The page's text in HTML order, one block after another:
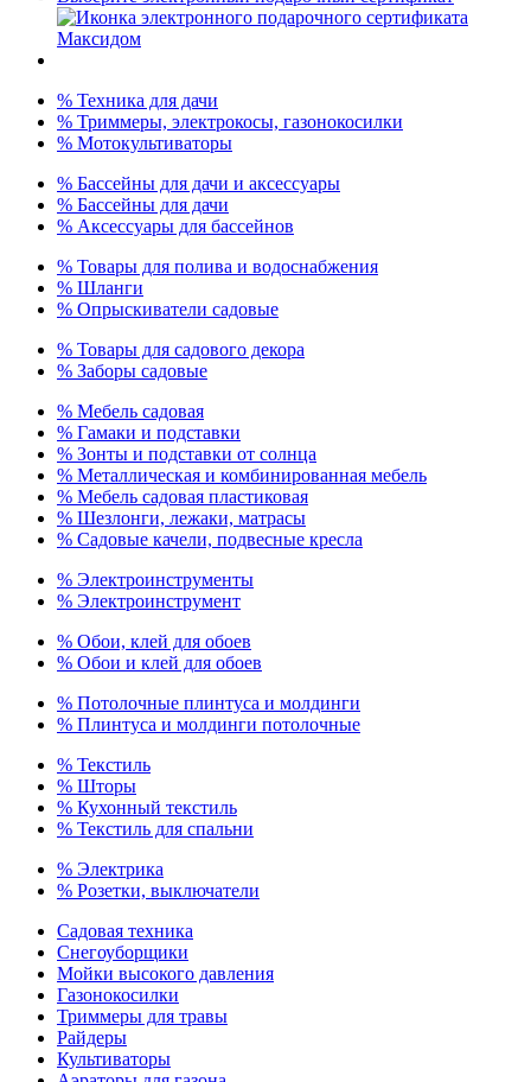
% Техника для дачи
% Триммеры, электрокосы, газонокосилки
% Мотокультиваторы
% Бассейны для дачи и аксессуары
% Бассейны для дачи
% Аксессуары для бассейнов
% Товары для полива и водоснабжения
% Шланги
% Опрыскиватели садовые
% Товары для садового декора
% Заборы садовые
% Мебель садовая
% Гамаки и подставки
% Зонты и подставки от солнца
% Металлическая и комбинированная мебель
% Мебель садовая пластиковая
% Шезлонги, лежаки, матрасы
% Садовые качели, подвесные кресла
% Электроинструменты
% Электроинструмент
% Обои, клей для обоев
% Обои и клей для обоев
% Потолочные плинтуса и молдинги
% Плинтуса и молдинги потолочные
% Текстиль
% Шторы
% Кухонный текстиль
% Текстиль для спальни
% Электрика
% Розетки, выключатели
Садовая техника
Снегоуборщики
Мойки высокого давления
Газонокосилки
Триммеры для травы
Райдеры
Культиваторы